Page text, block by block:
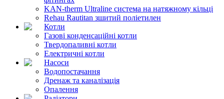
KAN-therm Ultraline система на натяжному кільці
Rehau Rautitan зшитий поліетилен
Котли
Газові конденсаційні котли
Твердопаливні котли
Електричні котли
Насоси
Водопостачання
Дренаж та каналізація
Опалення